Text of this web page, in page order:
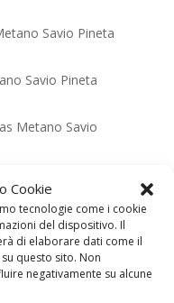
Cookie
tecnologie come i cookie
del dispositivo. Il
di elaborare dati come il
questo sito. Non
negativamente su alcune
Savio Pineta
Savio Pineta
Metano Savio
Pineta Sacchetti
Savio Pineta
Savio Pineta